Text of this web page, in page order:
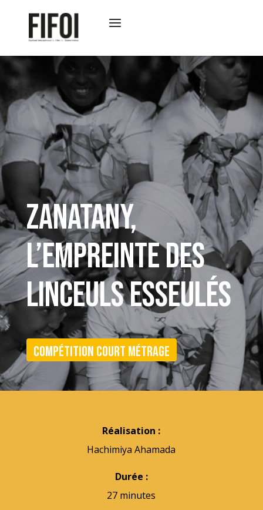
ZANATANY,
L’EMPREINTE DES
LINCEULS ESSEULÉS
Compétition court métrage
Réalisation :
Hachimiya Ahamada
Durée :
27 minutes